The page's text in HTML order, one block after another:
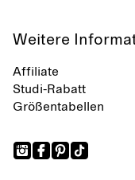
Weitere
Affiliate
Studi-Rabatt
Größentabellen